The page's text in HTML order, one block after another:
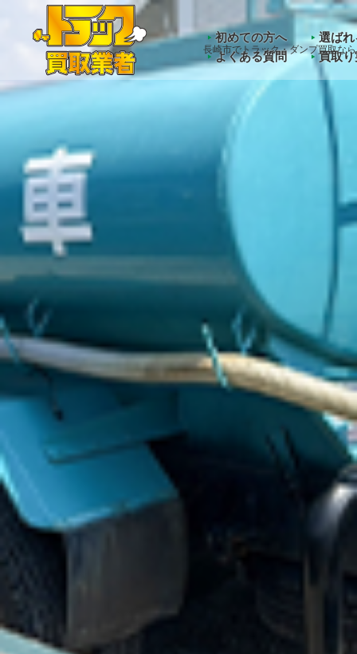
Warning : Undefined array key
長崎市でトラック・ダンプ買取な
初めての方へ
選ば
よくある質問
買取